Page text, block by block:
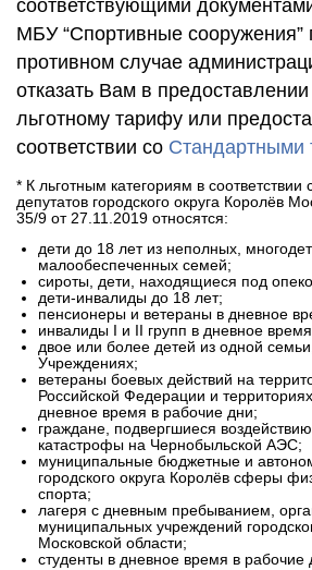
соответствующими
МБУ “Спортивные сооружения”
противном случае
отказать Вам в предоставлении
льготному тарифу или
соответствии со Стандартными
* К льготным категориям в
депутатов городского округа Королёв
35/9 от 27.11.2019 относятся:
дети до 18 лет из неполных,
малообеспеченных семей;
сироты, дети, находящиеся под
дети-инвалиды до 18 лет;
пенсионеры и ветераны в дневное
инвалиды I и II групп в дневное
двое или более детей из одной
Учреждениях;
ветераны боевых действий на
Российской Федерации и
дневное время в рабочие дни;
граждане, подвергшиеся
катастрофы на Чернобыльской АЭС;
муниципальные бюджетные и
городского округа Королёв сферы
спорта;
лагеря с дневным пребыванием,
муниципальных учреждений
Московской области;
студенты в дневное время в рабочие